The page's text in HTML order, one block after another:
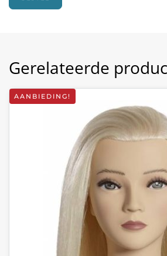
Gerelateerde
AANBIEDING!